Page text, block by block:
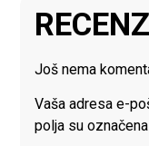
Još nema
Vaša adresa e-
polja su